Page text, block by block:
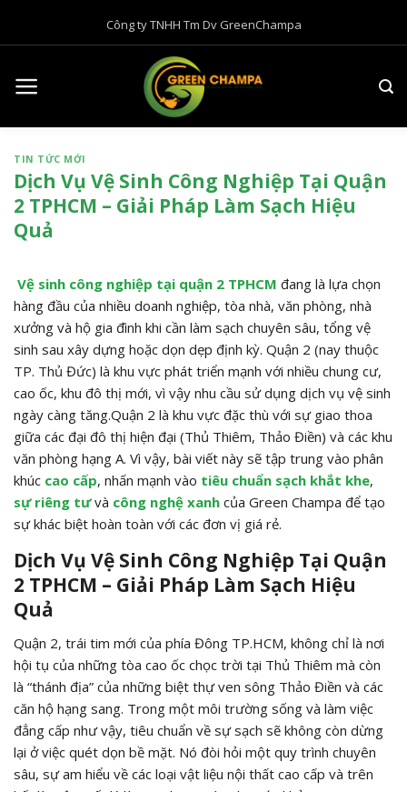
Công ty TNHH Tm Dv GreenChampa
TIN TỨC MỚI
Dịch Vụ Vệ Sinh Công Nghiệp Tại Quận
2 TPHCM – Giải Pháp Làm Sạch Hiệu
Quả
Vệ sinh công nghiệp tại quận 2 TPHCM đang là lựa chọn
hàng đầu của nhiều doanh nghiệp, tòa nhà, văn phòng, nhà
xưởng và hộ gia đình khi cần làm sạch chuyên sâu, tổng vệ
sinh sau xây dựng hoặc dọn dẹp định kỳ. Quận 2 (nay thuộc
TP. Thủ Đức) là khu vực phát triển mạnh với nhiều chung cư,
cao ốc, khu đô thị mới, vì vậy nhu cầu sử dụng dịch vụ vệ sinh
ngày càng tăng.Quận 2 là khu vực đặc thù với sự giao thoa
giữa các đại đô thị hiện đại (Thủ Thiêm, Thảo Điền) và các khu
văn phòng hạng A. Vì vậy, bài viết này sẽ tập trung vào phân
khúc cao cấp, nhấn mạnh vào tiêu chuẩn sạch khắt khe,
sự riêng tưvà công nghệ xanh của Green Champa để tạo
sự khác biệt hoàn toàn với các đơn vị giá rẻ.
Dịch Vụ Vệ Sinh Công Nghiệp Tại Quận
2 TPHCM – Giải Pháp Làm Sạch Hiệu
Quả
Quận 2, trái tim mới của phía Đông TP.HCM, không chỉ là nơi
hội tụ của những tòa cao ốc chọc trời tại Thủ Thiêm mà còn
là “thánh địa” của những biệt thự ven sông Thảo Điền và các
căn hộ hạng sang. Trong một môi trường sống và làm việc
đẳng cấp như vậy, tiêu chuẩn về sự sạch sẽ không còn dừng
lại ở việc quét dọn bề mặt. Nó đòi hỏi một quy trình chuyên
sâu, sự am hiểu về các loại vật liệu nội thất cao cấp và trên